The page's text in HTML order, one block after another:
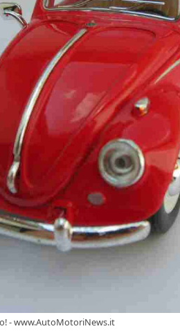
- www.AutoMotoriNews.it